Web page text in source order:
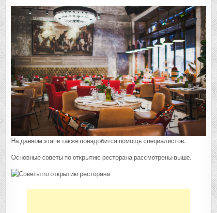
На данном этапе также понадобится помощь специалистов.
Основные советы по открытию ресторана рассмотрены выше.